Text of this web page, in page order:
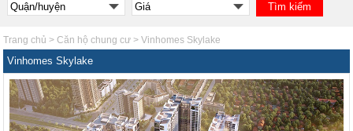
Trang chủ >Căn hộ chung cư >Vinhomes Skylake
Vinhomes Skylake